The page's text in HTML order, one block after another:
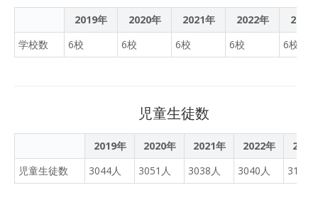
に心より感謝申し上げま
す。引き続き、温かいご支
援とご協力をよろしくお願
つくっています。 子どもた
ちの生き生きとした表情。
先生方の頑張りが児童にも
しっかり伝わっているね。
2019年 2020年 2021年 2022年
2023
学校数
6校 6校 6校 6校 6校
児童生徒数
2019年 2020年 2021年 2022年
2023
児童生徒数
3044人 3051人 3038人 3040人 3136